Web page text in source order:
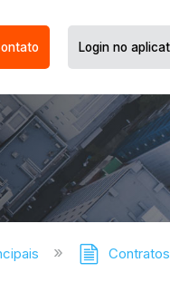
Login no